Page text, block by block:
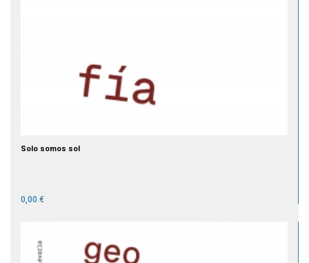
Solo somos sol
0,00 €